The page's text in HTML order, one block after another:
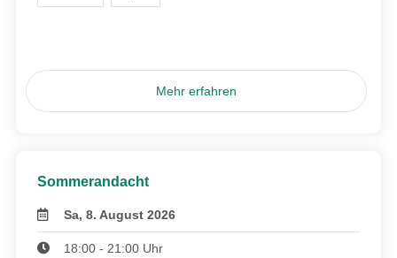
Mehr erfahren
Sommerandacht
Sa, 8. August 2026
18:00 - 21:00 Uhr